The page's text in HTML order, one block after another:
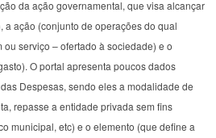
da ação governamental, que visa alcançar
a ação (conjunto de operações do qual
ou serviço – ofertado à sociedade) e o
O portal apresenta poucos dados
Despesas, sendo eles a modalidade de
repasse a entidade privada sem fins
municipal, etc) e o elemento (que define a